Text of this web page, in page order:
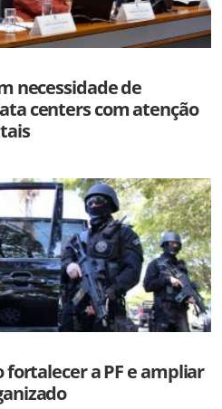
necessidade de
centers com atenção
fortalecer a PF e ampliar